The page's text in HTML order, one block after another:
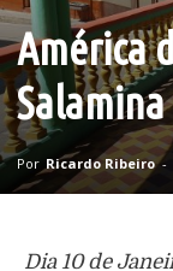
América
Por Ricardo Ribeiro -
Dia 10 de